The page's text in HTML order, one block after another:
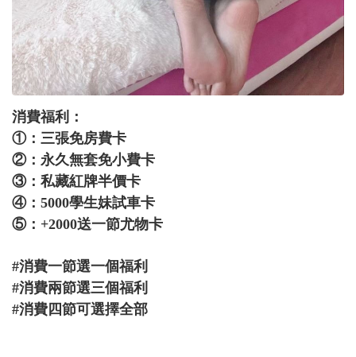
消費福利：
①：三張免房費卡
②：永久無套免小費卡
③：私藏紅牌半價卡
④：5000學生妹試車卡
⑤：+2000送一節尤物卡
#消費一節選一個福利
#消費兩節選三個福利
#消費四節可選擇全部